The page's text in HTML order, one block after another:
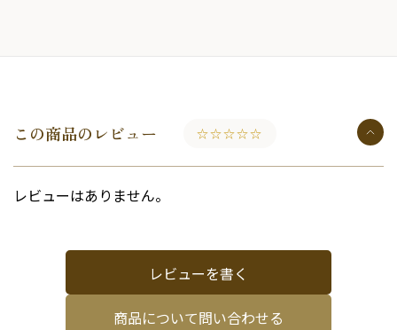
この商品のレビュー ☆☆☆☆☆
レビューはありません。
レビューを書く
商品について問い合わせる